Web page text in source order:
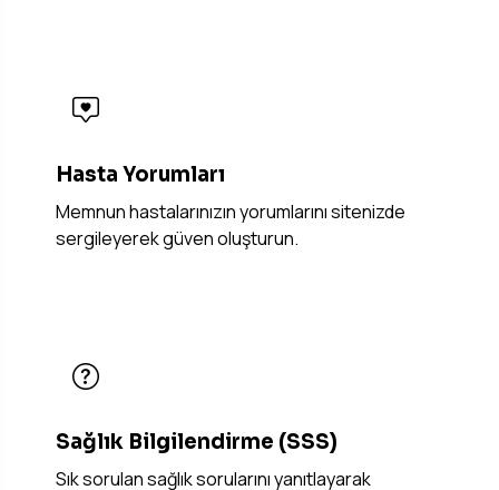
Hasta Yorumları
Memnun hastalarınızın yorumlarını sitenizde
sergileyerek güven oluşturun.
Sağlık Bilgilendirme (SSS)
Sık sorulan sağlık sorularını yanıtlayarak